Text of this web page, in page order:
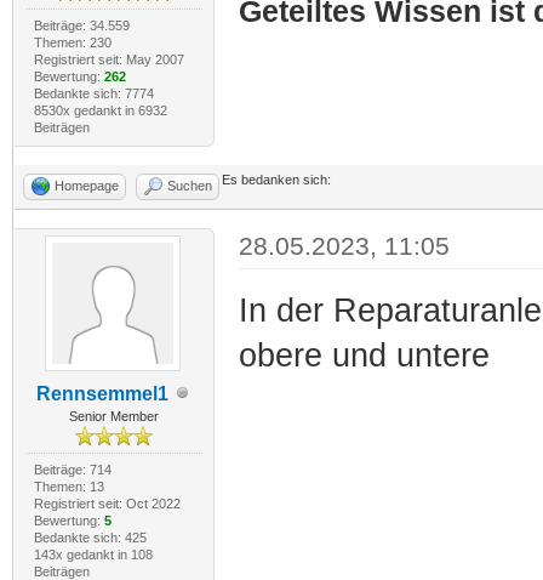
Beiträge: 34.559
Themen: 230
Registriert seit: May 2007
Bewertung: 262
Bedankte sich: 7774
8530x gedankt in 6932
Beiträgen
Geteiltes Wissen ist
Homepage Suchen Es bedanken sich:
Rennsemmel1
Senior Member
Beiträge: 714
Themen: 13
Registriert seit: Oct 2022
Bewertung: 5
Bedankte sich: 425
143x gedankt in 108
Beiträgen
28.05.2023, 11:05
In der
obere und untere